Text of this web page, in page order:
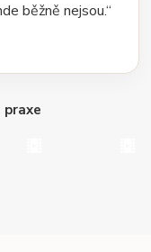
běžně nejsou.“
praxe